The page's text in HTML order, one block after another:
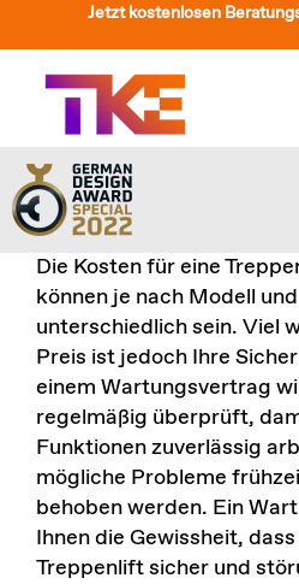
Inhalt
springen
Jetzt kostenlosen
Treppenlift
Preise
Service
Treppenliftberatung
Über Uns & Kontakt
Suche
nach:
Die Kosten für eine
können je nach Modell
unterschiedlich sein. Viel
Preis ist jedoch Ihre
einem Wartungsvertrag
regelmäßig überprüft,
Funktionen zuverlässig
mögliche Probleme
behoben werden. Ein
Ihnen die Gewissheit,
Treppenliftsicher und